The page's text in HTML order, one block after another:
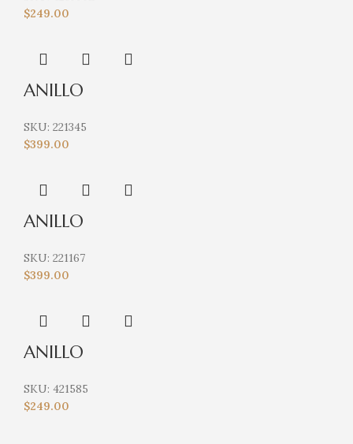
$249.00
ANILLO
SKU: 221345
$399.00
ANILLO
SKU: 221167
$399.00
ANILLO
SKU: 421585
$249.00